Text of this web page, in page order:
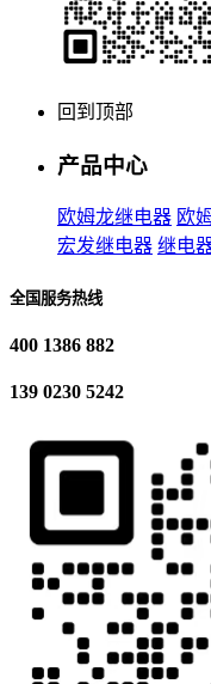
回到顶部
产品中心
欧姆龙继电器 欧
宏发继电器 继电
全国服务热线
400 1386 882
139 0230 5242